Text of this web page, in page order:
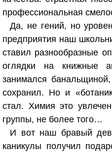
профессиональная
Да, не гений, но
предприятия наш
ставил разнообразные
оглядки на книжные
занимался
сохранил. Но и
стал. Химия это
группы, не более того…
И вот наш бравый
каникулы получил